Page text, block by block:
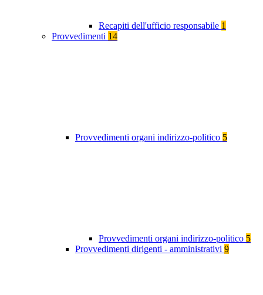
Recapiti dell'ufficio responsabile 1
Provvedimenti 14
Provvedimenti organi indirizzo-politico 5
Provvedimenti organi indirizzo-politico 5
Provvedimenti dirigenti - amministrativi 9